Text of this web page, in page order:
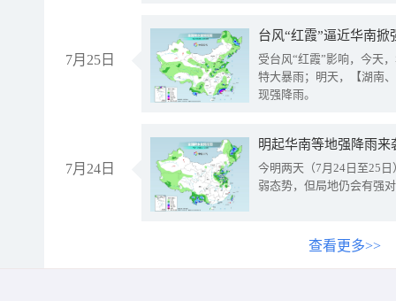
7月25日
台风“红霞”逼近华南
受台风“红霞”影响，今天
特大暴雨；明天，【湖南
现强降雨。
7月24日
明起华南等地强降雨
今明两天（7月24日至25
弱态势，但局地仍会有强
查看更多>>